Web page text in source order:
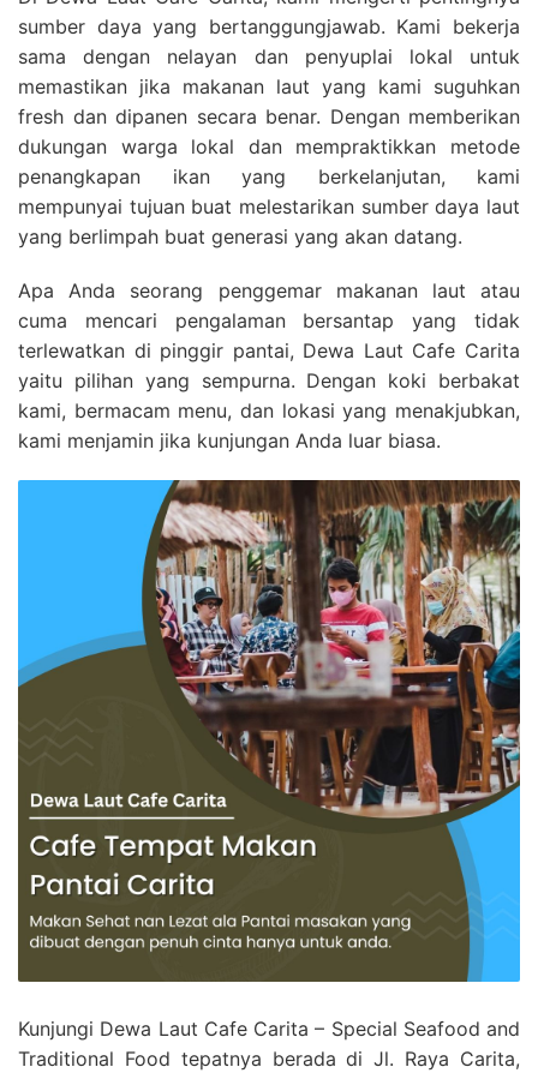
sumber daya yang bertanggungjawab. Kami bekerja
sama dengan nelayan dan penyuplai lokal untuk
memastikan jika makanan laut yang kami suguhkan
fresh dan dipanen secara benar. Dengan memberikan
dukungan warga lokal dan mempraktikkan metode
penangkapan ikan yang berkelanjutan, kami
mempunyai tujuan buat melestarikan sumber daya laut
yang berlimpah buat generasi yang akan datang.
Apa Anda seorang penggemar makanan laut atau
cuma mencari pengalaman bersantap yang tidak
terlewatkan di pinggir pantai, Dewa Laut Cafe Carita
yaitu pilihan yang sempurna. Dengan koki berbakat
kami, bermacam menu, dan lokasi yang menakjubkan,
kami menjamin jika kunjungan Anda luar biasa.
Kunjungi Dewa Laut Cafe Carita – Special Seafood and
Traditional Food tepatnya berada di Jl. Raya Carita,